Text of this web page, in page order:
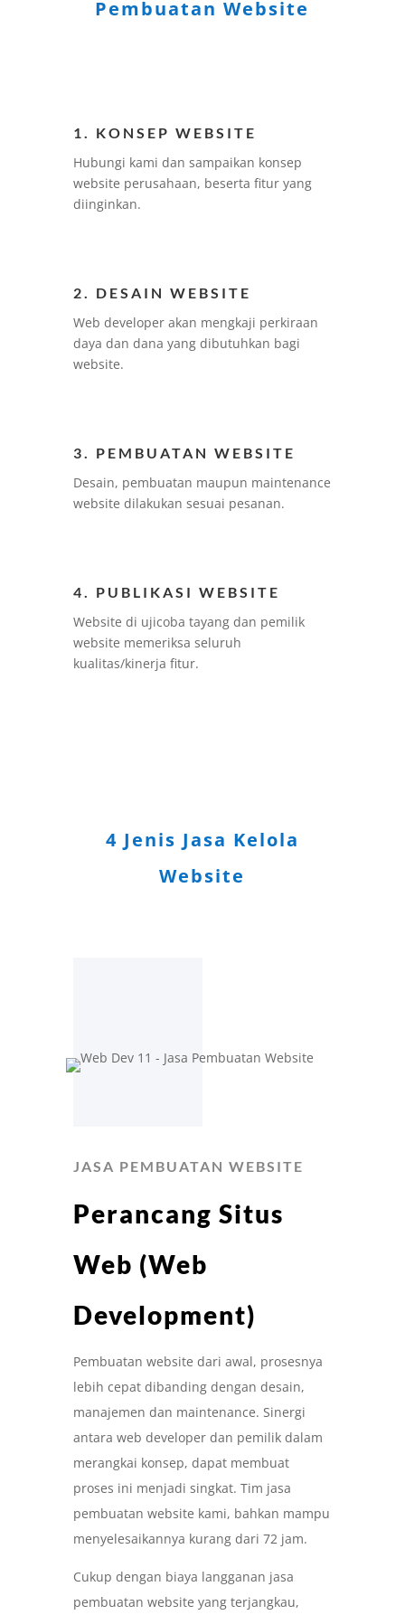
Pembuatan Website
1. KONSEP WEBSITE
Hubungi kami dan sampaikan konsep
website perusahaan, beserta fitur yang
diinginkan.
2. DESAIN WEBSITE
Web developer akan mengkaji perkiraan
daya dan dana yang dibutuhkan bagi
website.
3. PEMBUATAN WEBSITE
Desain, pembuatan maupun maintenance
website dilakukan sesuai pesanan.
4. PUBLIKASI WEBSITE
Website di ujicoba tayang dan pemilik
website memeriksa seluruh
kualitas/kinerja fitur.
4 Jenis Jasa Kelola
Website
JASA PEMBUATAN WEBSITE
Perancang Situs
Web (Web
Development)
Pembuatan website dari awal, prosesnya
lebih cepat dibanding dengan desain,
manajemen dan maintenance. Sinergi
antara web developer dan pemilik dalam
merangkai konsep, dapat membuat
proses ini menjadi singkat. Tim jasa
pembuatan website kami, bahkan mampu
menyelesaikannya kurang dari 72 jam.
Cukup dengan biaya langganan jasa
pembuatan website yang terjangkau,